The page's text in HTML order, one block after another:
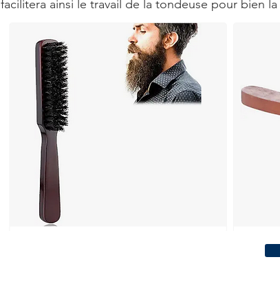
facilitera ainsi le travail de la tondeuse pour bien la